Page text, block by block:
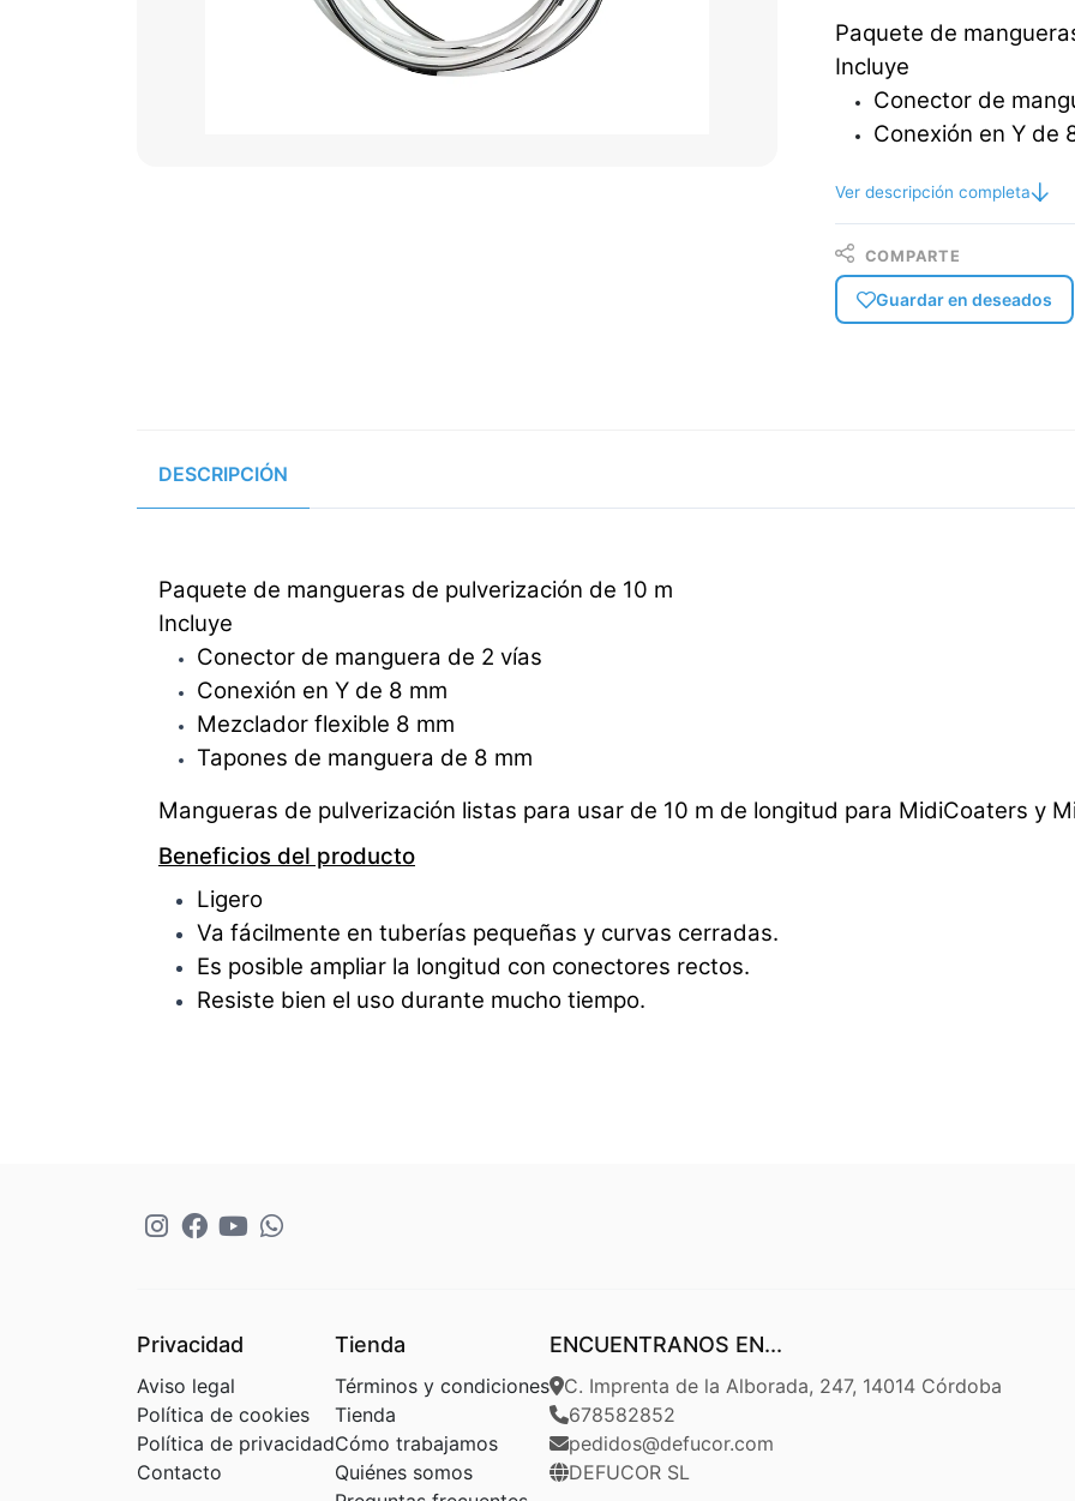
Paquete de
Incluye
Conector de
Conexión en Y de
Ver descripción completa
COMPARTE
Guardar en deseados
DESCRIPCIÓN
Paquete de mangueras de pulverización de 10 m
Incluye
Conector de manguera de 2 vías
Conexión en Y de 8 mm
Mezclador flexible 8 mm
Tapones de manguera de 8 mm
Mangueras de pulverización listas para usar de 10 m de longitud para MidiCoaters y
Beneficios del producto
Ligero
Va fácilmente en tuberías pequeñas y curvas cerradas.
Es posible ampliar la longitud con conectores rectos.
Resiste bien el uso durante mucho tiempo.
Privacidad
Aviso legal
Política de cookies
Política de privacidad
Contacto
Tienda
Términos y condiciones
Tienda
Cómo trabajamos
Quiénes somos
ENCUENTRANOS EN...
C. Imprenta de la Alborada, 247, 14014 Córdoba
678582852
pedidos@defucor.com
DEFUCOR SL